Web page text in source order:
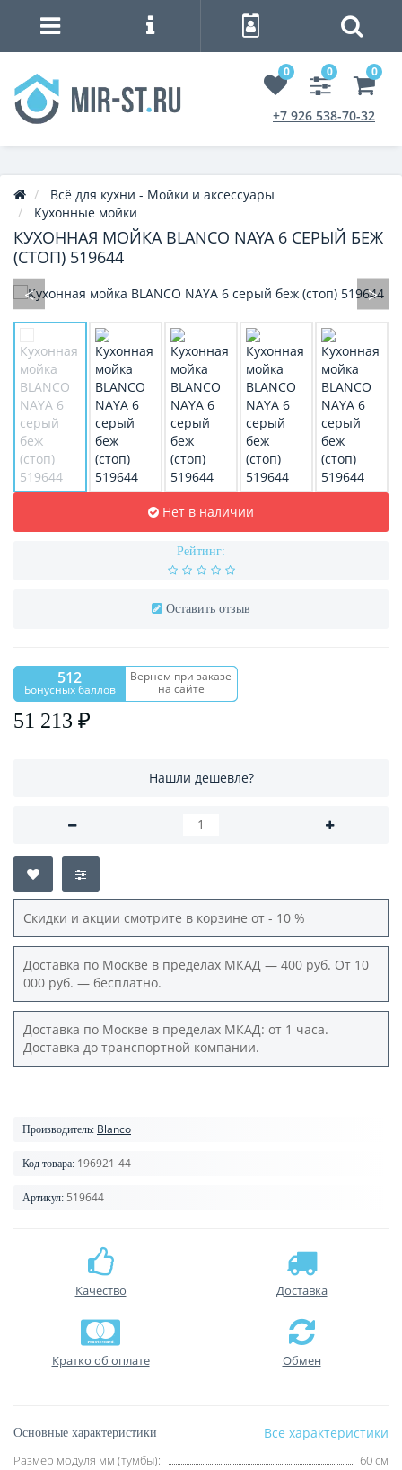
0 0 0
+7 926 538-70-32
Всё для кухни - Мойки и аксессуары
Кухонные мойки
КУХОННАЯ МОЙКА BLANCO NAYA 6 СЕРЫЙ БЕЖ
(СТОП) 519644
Нет в наличии
Рейтинг:
Оставить отзыв
512
Бонусных баллов
Вернем при заказе
на сайте
51 213 ₽
Нашли дешевле?
Скидки и акции смотрите в корзине от - 10 %
Доставка по Москве в пределах МКАД — 400 руб. От 10
000 руб. — бесплатно.
Доставка по Москве в пределах МКАД: от 1 часа.
Доставка до транспортной компании.
Производитель: Blanco
Код товара: 196921-44
Артикул: 519644
Качество Доставка
Кратко об оплате Обмен
Основные характеристики Все характеристики
Размер модуля мм (тумбы):
60 см